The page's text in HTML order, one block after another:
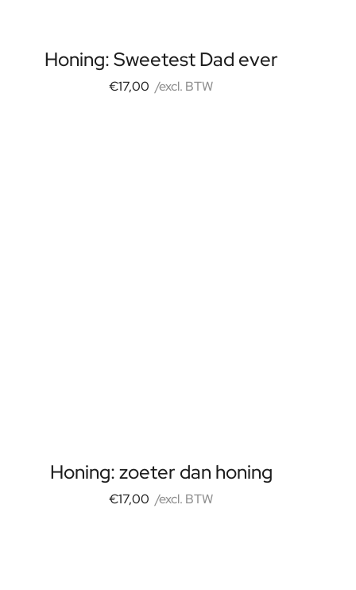
Honing: Sweetest Dad ever
€17,00 /excl. BTW
Honing: zoeter dan honing
€17,00 /excl. BTW